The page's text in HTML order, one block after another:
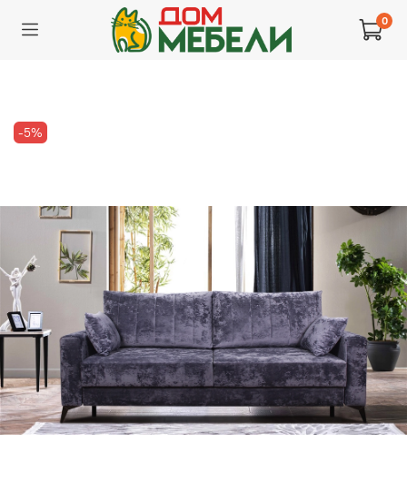
0
-5%